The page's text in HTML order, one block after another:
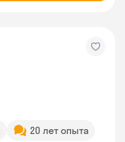
20 лет опыта